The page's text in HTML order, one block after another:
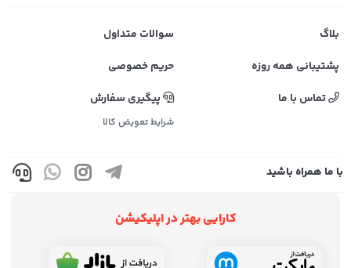
بلاگ
سوالات متداول
پشتیبانی همه روزه
حریم خصوصی
تماس با ما
پیگیری سفارش
شرایط تعویض کالا
با ما همراه باشید
کارایی بهتر در اپلیکیشن